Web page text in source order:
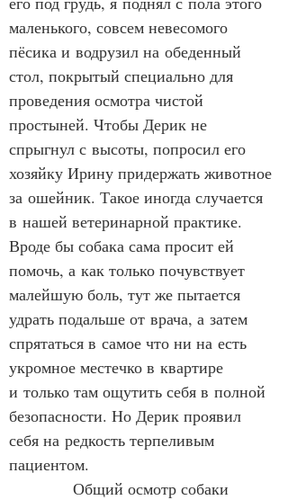
маленького, совсем невесомого
пёсика и водрузил на обеденный
стол, покрытый специально для
проведения осмотра чистой
простыней. Чтобы Дерик не
спрыгнул с высоты, попросил его
хозяйку Ирину придержать животное
за ошейник. Такое иногда случается
в нашей ветеринарной практике.
Вроде бы собака сама просит ей
помочь, а как только почувствует
малейшую боль, тут же пытается
удрать подальше от врача, а затем
спрятаться в самое что ни на есть
укромное местечко в квартире
и только там ощутить себя в полной
безопасности. Но Дерик проявил
себя на редкость терпеливым
пациентом.
Общий осмотр собаки